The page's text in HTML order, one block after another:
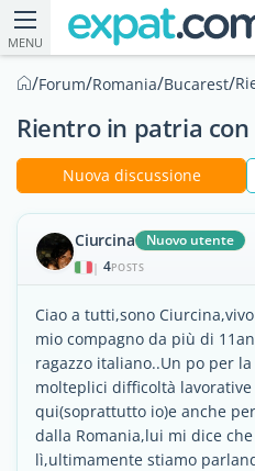
MENU
/Forum/Romania/Bucarest/
Rientro in patria
Nuova discussione
Ciurcina Nuovo utente
| 4POSTS
Ciao a tutti,sono
mio compagno da più di
ragazzo italiano..Un po per
molteplici difficoltà
qui(soprattutto io)e anche
dalla Romania,lui mi dice
lì,ultimamente stiamo